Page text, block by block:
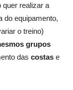
quer realizar a
do equipamento,
o treino)
grupos
das costas e